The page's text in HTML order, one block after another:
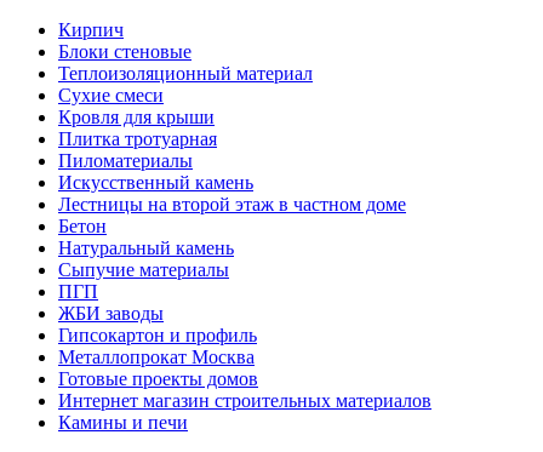
Кирпич
Блоки стеновые
Теплоизоляционный материал
Сухие смеси
Кровля для крыши
Плитка тротуарная
Пиломатериалы
Искусственный камень
Лестницы на второй этаж в частном доме
Бетон
Натуральный камень
Сыпучие материалы
ПГП
ЖБИ заводы
Гипсокартон и профиль
Металлопрокат Москва
Готовые проекты домов
Интернет магазин строительных материалов
Камины и печи